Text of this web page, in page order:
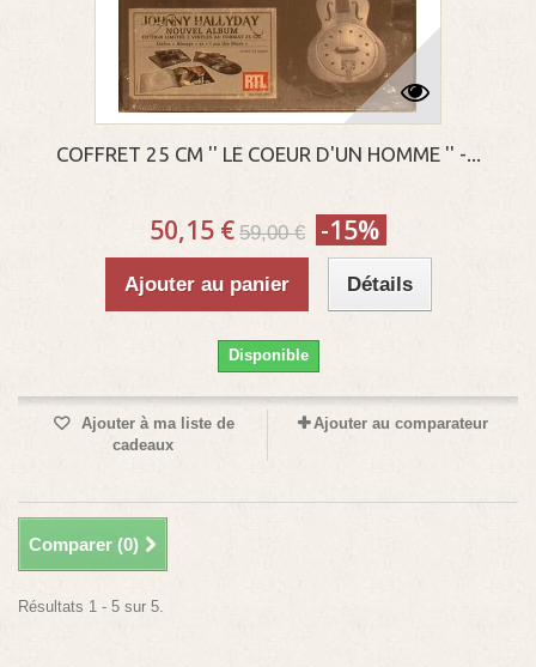
COFFRET 25 CM '' LE COEUR D'UN HOMME '' -...
50,15 € 59,00 € -15%
Ajouter au panier Détails
Disponible
Ajouter à ma liste de
cadeaux
Ajouter au comparateur
Comparer (0)
Résultats 1 - 5 sur 5.